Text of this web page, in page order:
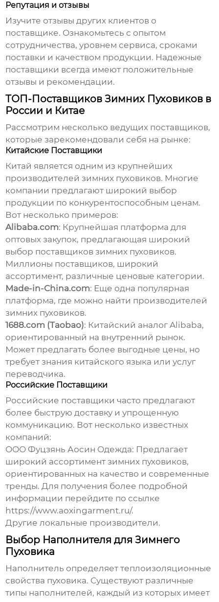
Репутация и отзывы
Изучите отзывы других клиентов о
поставщике. Ознакомьтесь с опытом
сотрудничества, уровнем сервиса, сроками
поставки и качеством продукции. Надежные
поставщики всегда имеют положительные
отзывы и рекомендации.
ТОП-Поставщиков Зимних Пуховиков в
России и Китае
Рассмотрим несколько ведущих поставщиков,
которые зарекомендовали себя на рынке:
Китайские Поставщики
Китай является одним из крупнейших
производителейзимних пуховиков. Многие
компании предлагают широкий выбор
продукции по конкурентоспособным ценам.
Вот несколько примеров:
Alibaba.com: Крупнейшая платформа для
оптовых закупок, предлагающая широкий
выбор поставщиков зимних пуховиков.
Миллионы поставщиков, широкий
ассортимент, различные ценовые категории.
Made-in-China.com: Еще одна популярная
платформа, где можно найти производителей
зимних пуховиков.
1688.com (Taobao): Китайский аналог Alibaba,
ориентированный на внутренний рынок.
Может предлагать более выгодные цены, но
требует знания китайского языка или услуг
переводчика.
Российские Поставщики
Российские поставщики часто предлагают
более быструю доставку и упрощенную
коммуникацию. Вот несколько известных
компаний:
ООО Фуцзянь Аосин Одежда: Предлагает
широкий ассортиментзимних пуховиков,
ориентированных на качество и современные
тренды. Для получения более подробной
информации перейдите по ссылке
https://www.aoxingarment.ru/.
Другие локальные производители.
Выбор Наполнителя для Зимнего
Пуховика
Наполнитель определяет теплоизоляционные
свойства пуховика. Существуют различные
типы наполнителей, каждый из которых имеет